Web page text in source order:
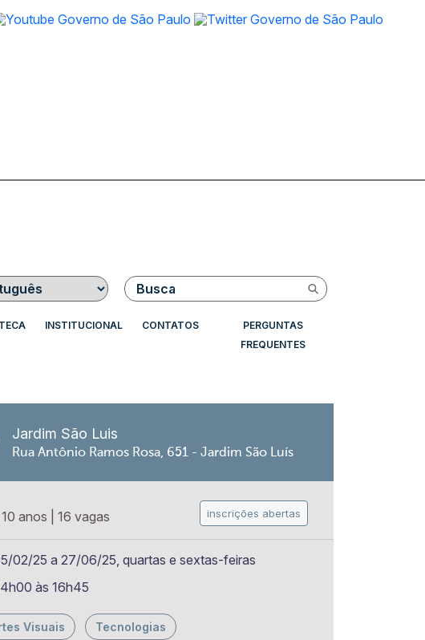
Buscar
INSTITUCIONAL CONTATOS
PERGUNTAS
FREQUENTES
Jardim São Luis
Rua Antônio Ramos Rosa, 651 - Jardim São Luís
anos 16 vagas inscrições abertas
02/25 a 27/06/25, quartas e sextas-feiras
às 16h45
Visuais Tecnologias